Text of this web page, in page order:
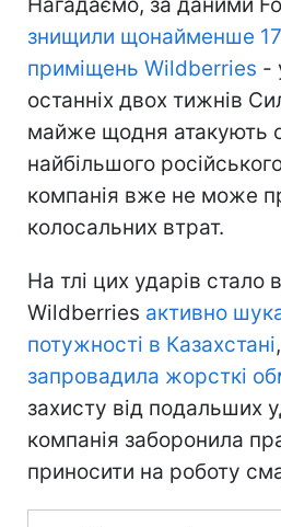
Нагадаємо, за даними
знищили щонайменше
приміщень Wildberries -
останніх двох тижнів
майже щодня атакують
найбільшого
компанія вже не може
колосальних втрат.
На тлі цих ударів стало
Wildberries активно
потужності в Казахстані
запровадила жорсткі
захисту від подальших
компанія заборонила
приносити на роботу